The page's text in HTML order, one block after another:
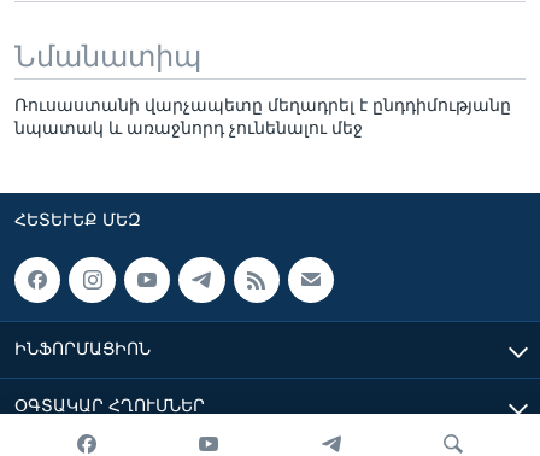
Նմանատիպ
Ռուսաստանի վարչապետը մեղադրել է ընդդիմությանը
նպատակ և առաջնորդ չունենալու մեջ
ՀԵՏԵՒԵՔ ՄԵԶ
ԻՆՖՈՐՄԱՑԻՈՆ
ՕԳՏԱԿԱՐ ՀՂՈՒՄՆԵՐ